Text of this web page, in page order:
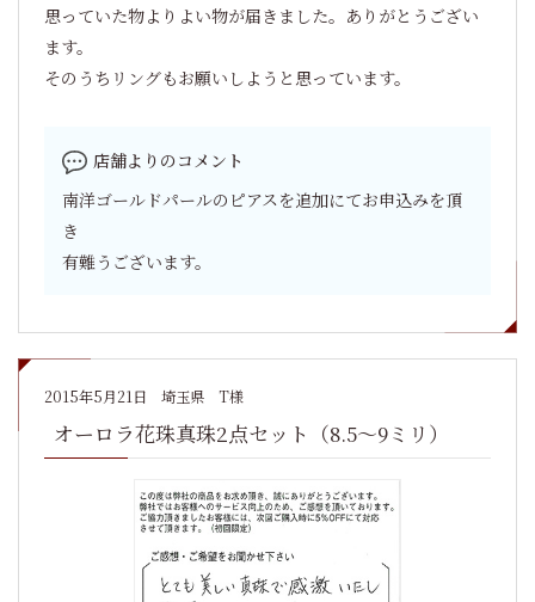
思っていた物よりよい物が届きました。ありがとうござい
ます。
そのうちリングもお願いしようと思っています。
店舗よりのコメント
南洋ゴールドパールのピアスを追加にてお申込みを頂
き
有難うございます。
2015年5月21日 埼玉県 T様
オーロラ花珠真珠2点セット（8.5～9ミリ）